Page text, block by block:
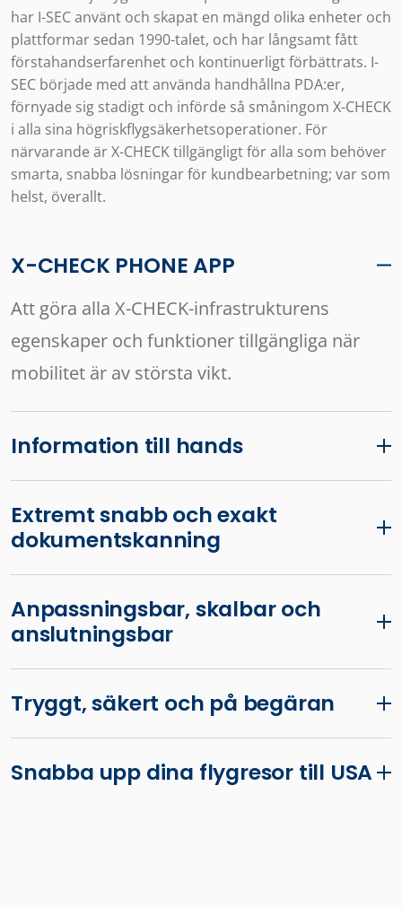
har I-SEC använt och skapat en mängd olika enheter och
plattformar sedan 1990-talet, och har långsamt fått
förstahandserfarenhet och kontinuerligt förbättrats. I-
SEC började med att använda handhållna PDA:er,
förnyade sig stadigt och införde så småningom X-CHECK
i alla sina högriskflygsäkerhetsoperationer. För
närvarande är X-CHECK tillgängligt för alla som behöver
smarta, snabba lösningar för kundbearbetning; var som
helst, överallt.
X-CHECK PHONE APP
Att göra alla X-CHECK-infrastrukturens
egenskaper och funktioner tillgängliga när
mobilitet är av största vikt.
Information till hands
Extremt snabb och exakt
dokumentskanning
Anpassningsbar, skalbar och
anslutningsbar
Tryggt, säkert och på begäran
Snabba upp dina flygresor till USA